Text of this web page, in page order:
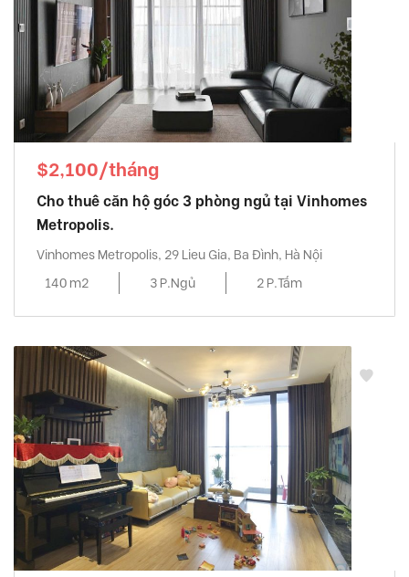
$2,100/tháng
Cho thuê căn hộ góc 3 phòng ngủ tại Vinhomes
Metropolis.
Vinhomes Metropolis, 29 Lieu Gia, Ba Đình, Hà Nội
140 m2
3 P.Ngủ 2 P.Tắm